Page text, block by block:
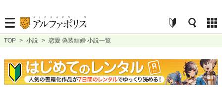
TOP > 小説 > 恋愛 偽装結婚 小説一覧